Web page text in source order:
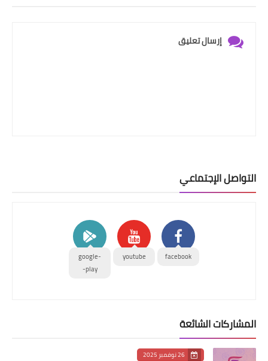
إرسال تعليق
التواصل الإجتماعي
facebook
youtube
google-
play-
المشاركات الشائعة
26 نوفمبر 2025